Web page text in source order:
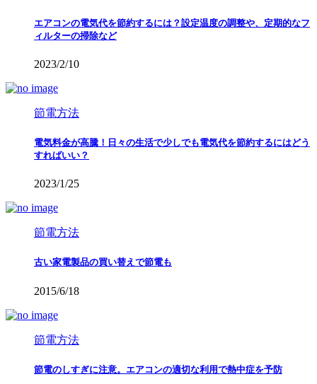
エアコンの電気代を節約するには？設定温度の調整や、定期的なフ
ィルターの掃除など
2023/2/10
節電方法
電気料金が高騰！日々の生活で少しでも電気代を節約するにはどう
すればいい？
2023/1/25
節電方法
古い家電製品の買い替えで節電も
2015/6/18
節電方法
節電のしすぎに注意。エアコンの適切な利用で熱中症を予防